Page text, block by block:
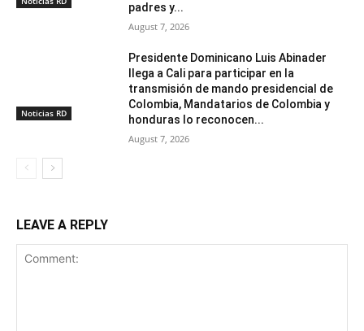
padres y...
August 7, 2026
Noticias RD
Presidente Dominicano Luis Abinader
llega a Cali para participar en la
transmisión de mando presidencial de
Colombia, Mandatarios de Colombia y
honduras lo reconocen...
August 7, 2026
LEAVE A REPLY